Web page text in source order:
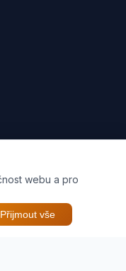
webu a pro
Přijmout vše